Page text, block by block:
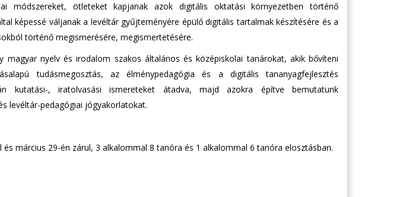
módszereket, ötleteket kapjanak azok digitális oktatási környezetben történő
képessé váljanak a levéltár gyűjteményére épülő digitális tartalmak készítésére és a
történő megismerésére, megismertetésére.
magyar nyelv és irodalom szakos általános és középiskolai tanárokat, akik bővíteni
tudásmegosztás, az élménypedagógia és a digitális tananyagfejlesztés
kutatási-, iratolvasási ismereteket átadva, majd azokra építve bemutatunk
levéltár-pedagógiai jógyakorlatokat.
és március 29-én zárul, 3 alkalommal 8 tanóra és 1 alkalommal 6 tanóra elosztásban.